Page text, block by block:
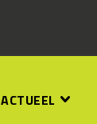
ACTUEEL